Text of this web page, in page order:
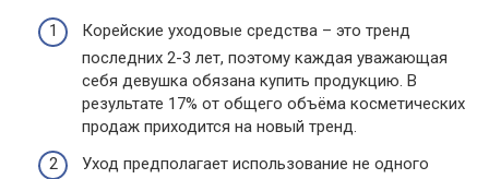
Корейские уходовые средства – это тренд
последних 2-3 лет, поэтому каждая уважающая
себя девушка обязана купить продукцию. В
результате 17% от общего объёма косметических
продаж приходится на новый тренд.
Уход предполагает использование не одного